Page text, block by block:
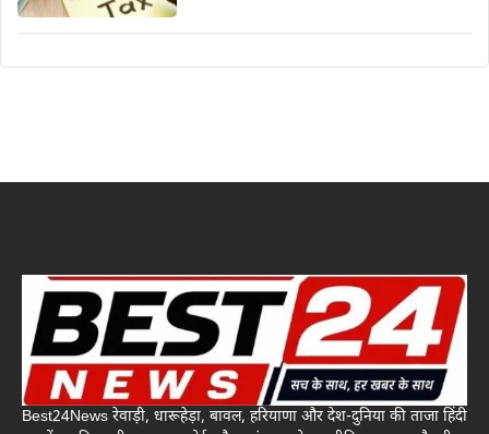
Best24News रेवाड़ी, धारूहेड़ा, बावल, हरियाणा और देश-दुनिया की ताजा हिंदी